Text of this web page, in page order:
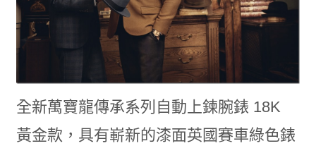
全新萬寶龍傳承系列自動上鍊腕錶 18K
黃金款，具有嶄新的漆面英國賽車綠色錶